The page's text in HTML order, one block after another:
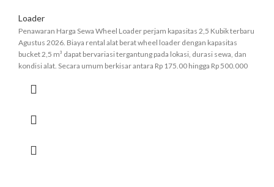
Loader
Penawaran Harga Sewa Wheel Loader perjam kapasitas 2,5 Kubik terbaru
Agustus 2026. Biaya rental alat berat wheel loader dengan kapasitas
bucket 2,5 m³ dapat bervariasi tergantung pada lokasi, durasi sewa, dan
kondisi alat. Secara umum berkisar antara Rp 175.00 hingga Rp 500.000